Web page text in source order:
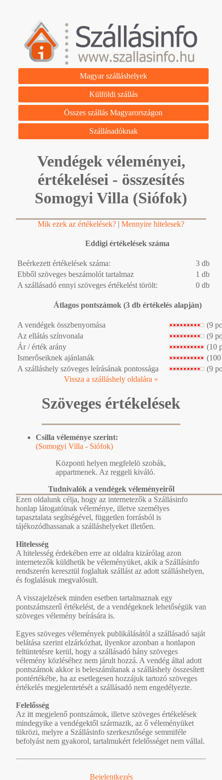
Magyar szálláshelyek
Külföldi szállás
Összes szállás Magyarországon
Szállásadóknak
Vendégek véleményei,
értékelései - összesítés
Somogyi Villa (Siófok)
Mik ezek az értékelések? | Mennyire hitelesek?
Eddigi értékelések száma
Beérkezett értékelések száma:
3 db
Ebből szöveges beszámolót tartalmaz
1 db
A szállásadó ennyi szöveges értékelést törölt:
0 db
Átlagos pontszámok (3 db értékelés alapján)
A vendégek összbenyomása
(9
Az ellátás színvonala
(9
Ár / érték arány
(10
Ismerőseiknek ajánlanák
A szálláshely szöveges leírásának pontossága
(9
Vissza a szálláshely oldalára »
Szöveges értékelések
Csilla véleménye szerint:
(Somogyi Villa - Siófok)
Központi helyen megfelelö szobák,
appartmenek. Az reggeli kiváló.
Tudnivalók a vendégek véleményeiről
Ezen oldalunk célja, hogy az internetezők a Szállásinfo
honlap látogatóinak véleménye, illetve személyes
tapasztalata segítségével, független forrásból is
tájékozódhassanak a szálláshelyeket illetően.
Hitelesség
A hitelesség érdekében erre az oldalra kizárólag azon
internetezők küldhetik be véleményüket, akik a Szállásinfo
rendszerén keresztül foglaltak szállást az adott szálláshelyen,
és foglalásuk megvalósult.
A visszajelzések minden esetben tartalmaznak egy
pontszámszerű értékelést, de a vendégeknek lehetőségük van
szöveges vélemény beírására is.
Egyes szöveges vélemények publikálásától a szállásadó saját
belátása szerint elzárkózhat, ilyenkor azonban a honlapon
feltüntetésre kerül, hogy a szállásadó hány szöveges
vélemény közléséhez nem járult hozzá. A vendég által adott
pontszámok akkor is beleszámítanak a szálláshely összesített
pontértékébe, ha az esetlegesen hozzájuk tartozó szöveges
értékelés megjelentetését a szállásadó nem engedélyezte.
Felelősség
Az itt megjelenő pontszámok, illetve szöveges értékelések
mindegyike a vendégektől származik, az ő véleményüket
tükrözi, melyre a Szállásinfo szerkesztősége semmiféle
befolyást nem gyakorol, tartalmukért felelősséget nem vállal.
Bejelentkezés